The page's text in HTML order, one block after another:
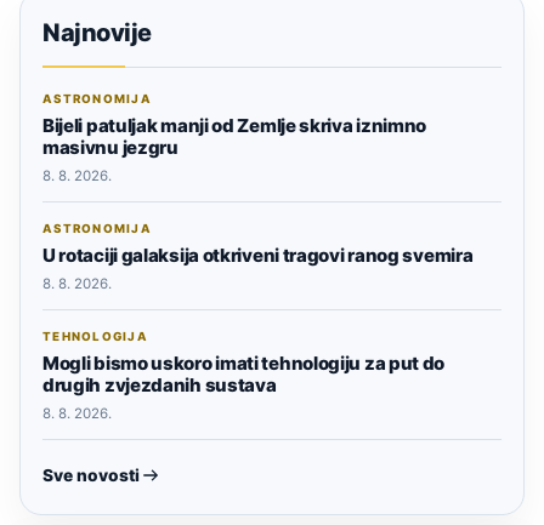
Najnovije
ASTRONOMIJA
Bijeli patuljak manji od Zemlje skriva iznimno
masivnu jezgru
8. 8. 2026.
ASTRONOMIJA
U rotaciji galaksija otkriveni tragovi ranog svemira
8. 8. 2026.
TEHNOLOGIJA
Mogli bismo uskoro imati tehnologiju za put do
drugih zvjezdanih sustava
8. 8. 2026.
Sve novosti